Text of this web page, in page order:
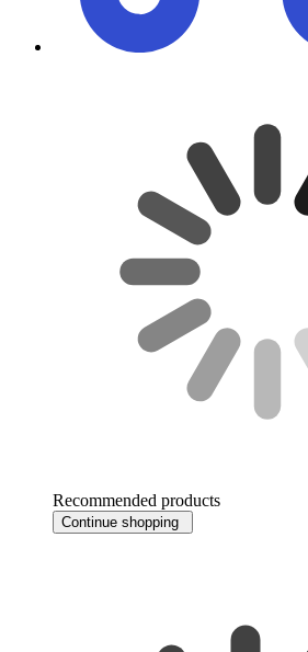
Recommended products
Continue shopping